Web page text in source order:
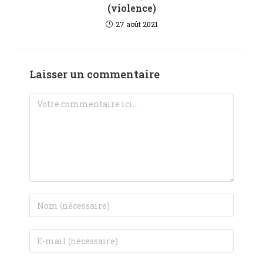
(violence)
27 août 2021
Laisser un commentaire